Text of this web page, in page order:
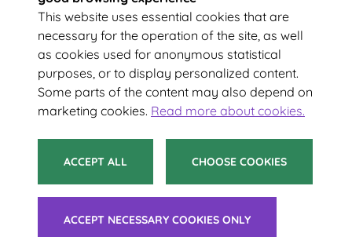
This website uses essential cookies that are
necessary for the operation of the site, as well
as cookies used for anonymous statistical
purposes, or to display personalized content.
Some parts of the content may also depend on
marketing cookies. Read more about cookies.
ACCEPT ALL
ACCEPT NECESSARY COOKIES ONLY
CHOOSE COOKIES
Your e-mail address
SUBSCRIBE
© 2021 Suomen Sulkapalloliitto ry